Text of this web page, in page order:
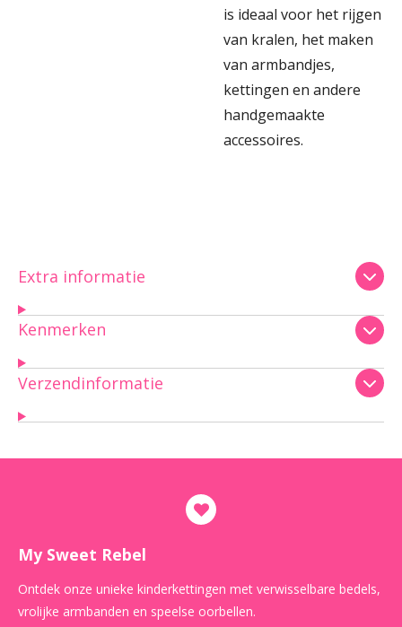
is ideaal voor het rijgen
van kralen, het maken
van armbandjes,
kettingen en andere
handgemaakte
accessoires.
Extra informatie
Kenmerken
Verzendinformatie
My Sweet Rebel
Ontdek onze unieke kinderkettingen met verwisselbare bedels,
vrolijke armbanden en speelse oorbellen.